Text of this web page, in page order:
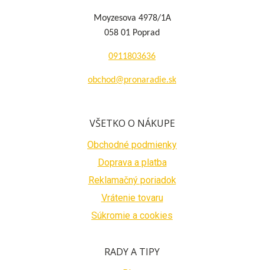
Moyzesova 4978/1A
058 01 Poprad
0911803636
obchod@pronaradie.sk
VŠETKO O NÁKUPE
Obchodné podmienky
Doprava a platba
Reklamačný poriadok
Vrátenie tovaru
Súkromie a cookies
RADY A TIPY